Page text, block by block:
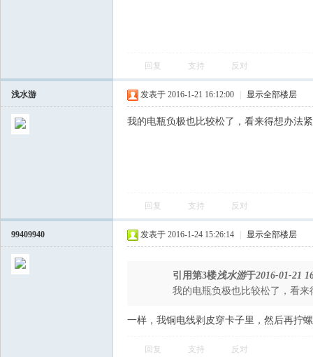
回复 支持 反对
浅水游 发表于 2016-1-21 16:12:00 显示全部楼层
我的电瓶负极也比较松了，看来得想办法
回复 支持 反对
99409940 发表于 2016-1-24 15:26:14 显示全部楼层
引用第3楼浅水游于2016-01-21
我的电瓶负极也比较松了，看来
一样，我铜电线剥皮穿卡子里，然后再拧
回复 支持 反对